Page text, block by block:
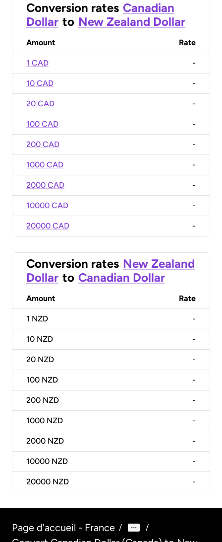
Conversion rates Canadian
Dollar to New Zealand Dollar
Amount Rate
1 CAD -
10 CAD -
20 CAD -
100 CAD -
200 CAD -
1000 CAD -
2000 CAD -
10000 CAD -
20000 CAD -
Conversion rates New Zealand
Dollar to Canadian Dollar
Amount Rate
1 NZD -
10 NZD -
20 NZD -
100 NZD -
200 NZD -
1000 NZD -
2000 NZD -
10000 NZD -
20000 NZD -
Page d'accueil - France / /